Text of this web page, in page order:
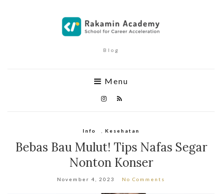
Blog
Menu
Info Kesehatan
Bebas Bau Mulut! Tips Nafas Segar
Nonton Konser
November 4, 2023 No Comments